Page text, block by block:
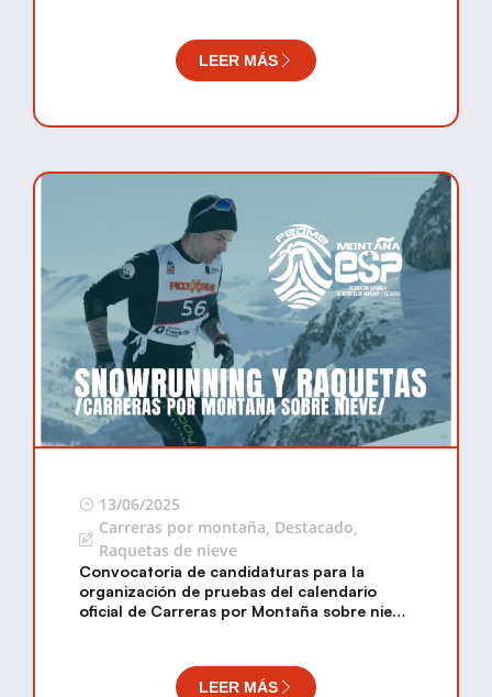
LEER MÁS
13/06/2025
Carreras por montaña, Destacado,
Raquetas de nieve
Convocatoria de candidaturas para la
organización de pruebas del calendario
oficial de Carreras por Montaña sobre nieve
LEER MÁS